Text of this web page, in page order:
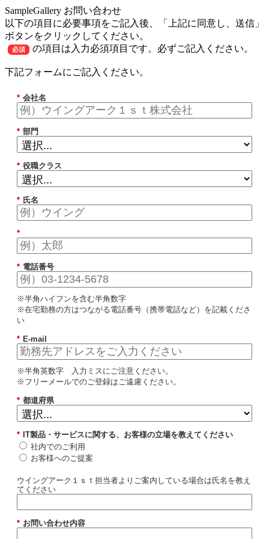
SampleGallery お問い合わせ
以下の項目に必要事項をご記入後、「上記に同意し、送信」
ボタンをクリックしてください。
必須 の項目は入力必須項目です。必ずご記入ください。
下記フォームにご記入ください。
* 会社名
* 部門
* 役職クラス
* 氏名
*
* 電話番号
※半角ハイフンを含む半角数字
※在宅勤務の方はつながる電話番号（携帯電話など）を記載くださ
い
* E-mail
※半角英数字 入力ミスにご注意ください。
※フリーメールでのご登録はご遠慮ください。
* 都道府県
* IT製品・サービスに関する、お客様の立場を教えてください
社内でのご利用
お客様へのご提案
ウイングアーク１ｓｔ担当者よりご案内している場合は氏名を教え
てください
* お問い合わせ内容